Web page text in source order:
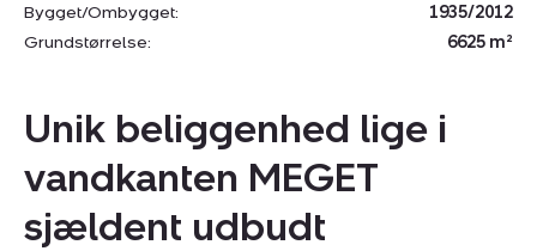
Bygget/Ombygget:
1935/2012
Grundstørrelse:
6625 m²
Unik beliggenhed lige i
vandkanten MEGET
sjældent udbudt